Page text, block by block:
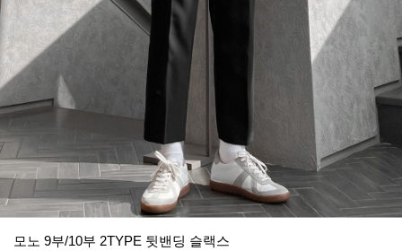
모노 9부/10부 2TYPE 뒷밴딩 슬랙스